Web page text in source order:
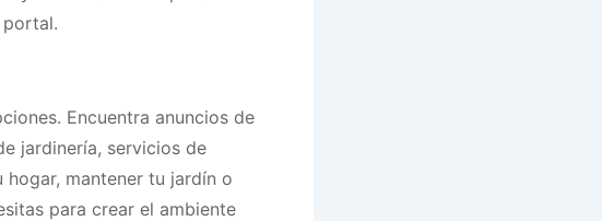
Encuentra anuncios de
jardinería, servicios de
hogar, mantener tu jardín o
para crear el ambiente